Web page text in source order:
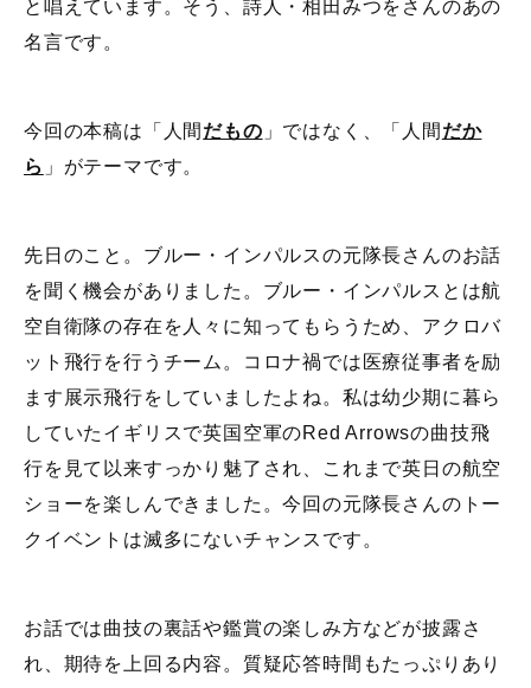
と唱えています。そう、詩人・相田みつをさんのあの
名言です。
今回の本稿は「人間 だもの 」ではなく、「人間 だか
ら 」がテーマです。
先日のこと。ブルー・インパルスの元隊長さんのお話
を聞く機会がありました。ブルー・インパルスとは航
空自衛隊の存在を人々に知ってもらうため、アクロバ
ット飛行を行うチーム。コロナ禍では医療従事者を励
ます展示飛行をしていましたよね。私は幼少期に暮ら
していたイギリスで英国空軍のRed Arrowsの曲技飛
行を見て以来すっかり魅了され、これまで英日の航空
ショーを楽しんできました。今回の元隊長さんのトー
クイベントは滅多にないチャンスです。
お話では曲技の裏話や鑑賞の楽しみ方などが披露さ
れ、期待を上回る内容。質疑応答時間もたっぷりあり